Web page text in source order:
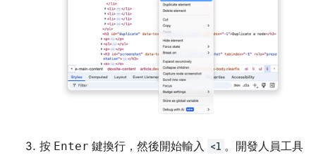
按 Enter 鍵換行，然後開始輸入 <l 。開發人員工具